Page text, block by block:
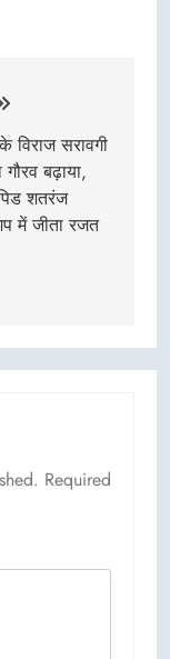
विराज सरावगी
बढ़ाया,
शतरंज
में जीता रजत
Required